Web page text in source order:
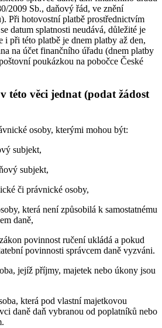
2009 Sb., daňový řád, ve znění
Při hotovostní platbě prostřednictvím
datum splatnosti neudává, důležité je
i při této platbě je dnem platby až den,
na účet finančního úřadu (dnem platby
poukázkou na pobočce České
této věci jednat (podat žádost
osoby, kterými mohou být:
subjekt,
subjekt,
či právnické osoby,
která není způsobilá k samostatnému
daně,
povinnost ručení ukládá a pokud
povinnosti správcem daně vyzváni.
jejíž příjmy, majetek nebo úkony jsou
která pod vlastní majetkovou
daně daň vybranou od poplatníků nebo